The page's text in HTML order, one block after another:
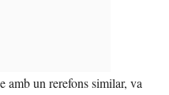
amb un rerefons similar, va